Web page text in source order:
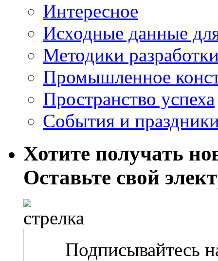
Интересное
Исходные данные
Методики
Промышленное
Пространство успеха
События и
Хотите получать
Оставьте свой
Подписывайтесь